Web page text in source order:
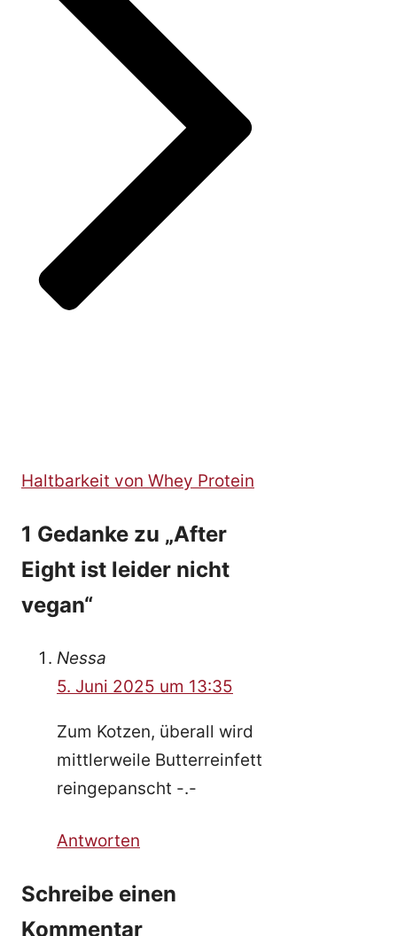
Haltbarkeit von Whey Protein
1 Gedanke zu „After
Eight ist leider nicht
vegan“
Nessa
5. Juni 2025 um 13:35
Zum Kotzen, überall wird
mittlerweile Butterreinfett
reingepanscht -.-
Antworten
Schreibe einen
Kommentar